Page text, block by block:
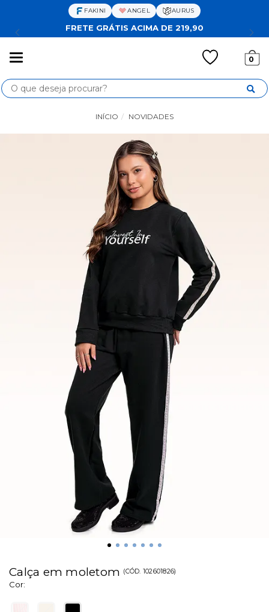
FAKINI ANGEL AURUS
FRETE GRÁTIS ACIMA DE 219,90
0
Busca
INÍCIO NOVIDADES
Calça em moletom (CÓD. 102601826)
Cor: